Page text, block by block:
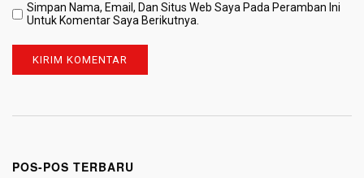
Simpan Nama, Email, Dan Situs Web Saya Pada Peramban Ini
Untuk Komentar Saya Berikutnya.
POS-POS TERBARU